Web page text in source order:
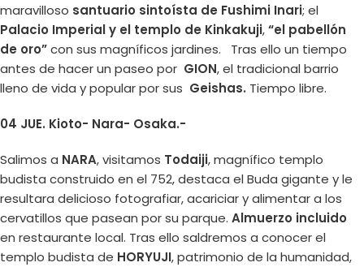
maravilloso santuario sintoísta de Fushimi Inari; el
Palacio Imperial y el templo de Kinkakuji,“el pabellón
de oro”con sus magníficos jardines. Tras ello un tiempo
antes de hacer un paseo por GION, el tradicional barrio
lleno de vida y popular por sus Geishas. Tiempo libre.
04 JUE. Kioto- Nara- Osaka.-
Salimos a NARA, visitamos Todaiji, magnífico templo
budista construido en el 752, destaca el Buda gigante y le
resultara delicioso fotografiar, acariciar y alimentar a los
cervatillos que pasean por su parque. Almuerzo incluido
en restaurante local. Tras ello saldremos a conocer el
templo budista de HORYUJI, patrimonio de la humanidad,